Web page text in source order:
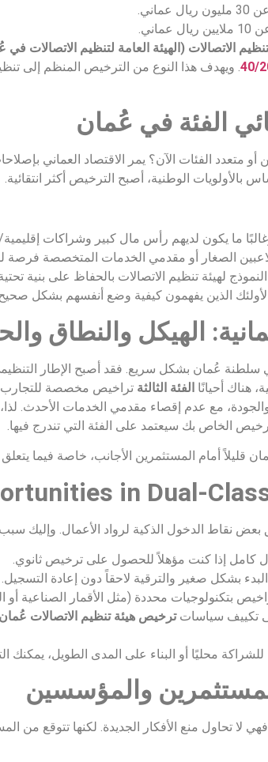
لتنظيم الاتصالات (الهيئة العامة لتنظيم الاتصالات
. ويهدف هذا النوع من الترخيص المنظم إلى
الفئة في عُمان
أو متعدد الفئات الآن؟ يمر الاقتصاد العماني
بالأولويات الوطنية، أصبح الترخيص أكثر انتقائية.
ما يكون لديهم رأس مال كبير وشراكات
الصغار أو مقدمي الخدمات المتخصصة
لهيئة تنظيم الاتصالات بالحفاظ على بنية
لأولئك الذين يفهمون كيفية وضع أنفسهم بشكل
الهيكل والنطاق
عُمان بشكل سريع. فقد أصبح الإطار التنظيمي
هناك أحيانًا الفئة الثالثة تراخيص مخصصة للتجارب
مع عدم إقصاء مقدمي الخدمات الأحدث.
الخاص بك سيعتمد على الفئة التي تندرج فيها.
قليلاً أمام المستثمرين الأجانب، خاصة فيما
in Dual-
بعض نقاط الدخول الذكية لرواد الأعمال. وإليك
كامل إذا كنت مؤهلاً للحصول على ترخيص ثانوي.
بشكل صغير والترقية لاحقاً دون إعادة التسجيل.
بتكنولوجيات محددة (مثل الأقمار
تكييف سياساتترخيص هيئة تنظيم الاتصالات عُمان
للشراكة محليًا أو البناء على المدى الطويل،
للمستثمرين والمؤسسين
لا تحاول منع الأفكار الجديدة. لكنها تتوقع من